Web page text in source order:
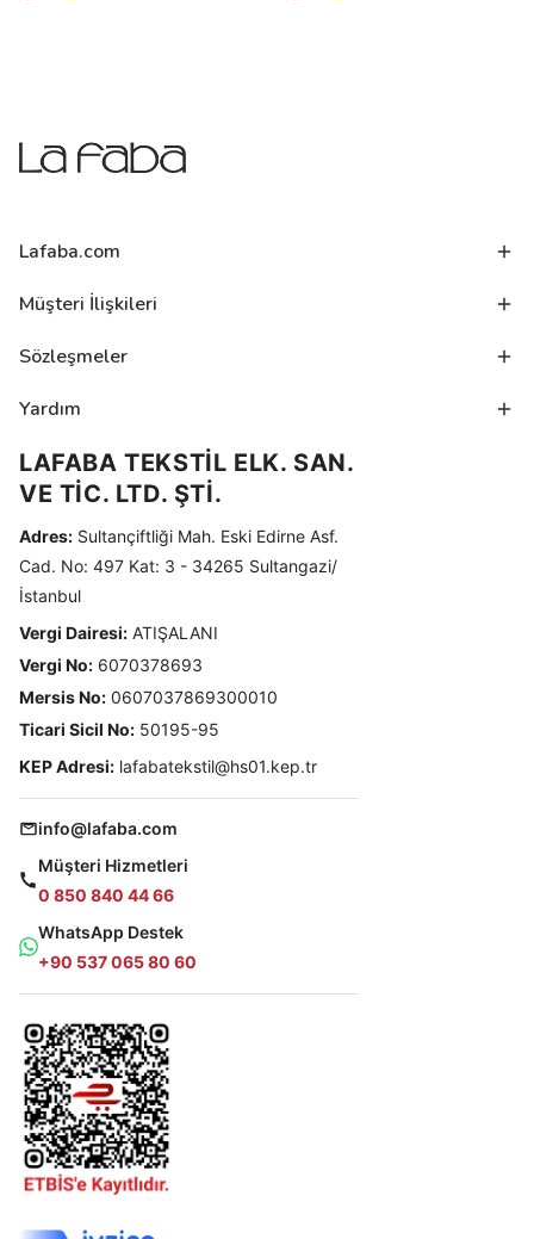
Lafaba.com
Müşteri İlişkileri
Sözleşmeler
Yardım
LAFABA TEKSTİL ELK. SAN.
VE TİC. LTD. ŞTİ.
Adres: Sultançiftliği Mah. Eski Edirne Asf.
Cad. No: 497 Kat: 3 - 34265 Sultangazi/
İstanbul
Vergi Dairesi: ATIŞALANI
Vergi No: 6070378693
Mersis No: 0607037869300010
Ticari Sicil No: 50195-95
KEP Adresi: lafabatekstil@hs01.kep.tr
info@lafaba.com
Müşteri Hizmetleri
0 850 840 44 66
WhatsApp Destek
+90 537 065 80 60